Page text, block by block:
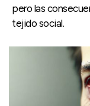
pero las
tejido social.